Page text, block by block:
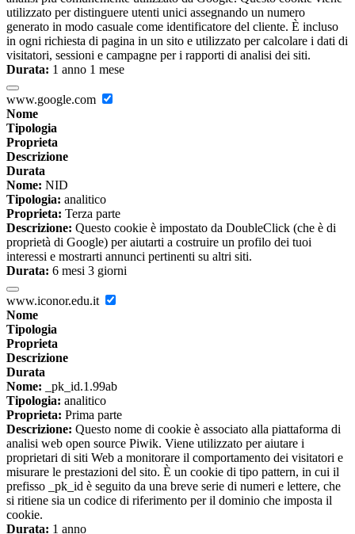
utilizzato per distinguere utenti unici assegnando un numero
generato in modo casuale come identificatore del cliente. È incluso
in ogni richiesta di pagina in un sito e utilizzato per calcolare i dati di
visitatori, sessioni e campagne per i rapporti di analisi dei siti.
Durata: 1 anno 1 mese
www.google.com
Nome
Tipologia
Proprieta
Descrizione
Durata
Nome: NID
Tipologia: analitico
Proprieta: Terza parte
Descrizione: Questo cookie è impostato da DoubleClick (che è di
proprietà di Google) per aiutarti a costruire un profilo dei tuoi
interessi e mostrarti annunci pertinenti su altri siti.
Durata: 6 mesi 3 giorni
www.iconor.edu.it
Nome
Tipologia
Proprieta
Descrizione
Durata
Nome: _pk_id.1.99ab
Tipologia: analitico
Proprieta: Prima parte
Descrizione: Questo nome di cookie è associato alla piattaforma di
analisi web open source Piwik. Viene utilizzato per aiutare i
proprietari di siti Web a monitorare il comportamento dei visitatori e
misurare le prestazioni del sito. È un cookie di tipo pattern, in cui il
prefisso _pk_id è seguito da una breve serie di numeri e lettere, che
si ritiene sia un codice di riferimento per il dominio che imposta il
cookie.
Durata: 1 anno